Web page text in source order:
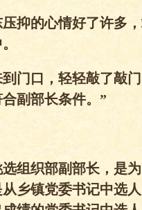
抑的心情好了许多
门口，轻轻敲了敲
副部长条件。”
组织部副部长，是
乡镇党委书记中选